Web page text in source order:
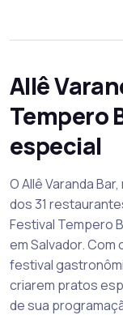
Allê
Tempero
especial
O Allê Varanda
dos 31
Festival Tempero
em Salvador. Com
festival
criarem pratos
de sua